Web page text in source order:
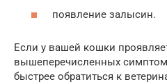
появление залысин.
Если у вашей кошки
вышеперечисленных
быстрее обратиться к